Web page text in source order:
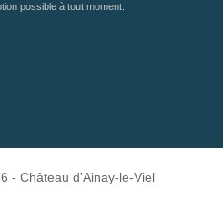
possible à tout moment.
- Château d'Ainay-le-Viel